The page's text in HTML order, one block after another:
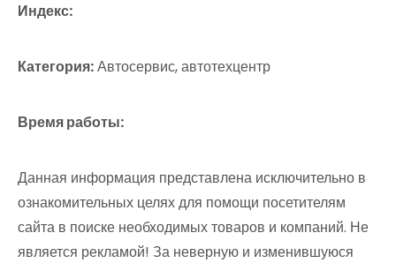
Индекс:
Категория:Автосервис, автотехцентр
Время работы:
Данная информация представлена исключительно в
ознакомительных целях для помощи посетителям
сайта в поиске необходимых товаров и компаний. Не
является рекламой! За неверную и изменившуюся